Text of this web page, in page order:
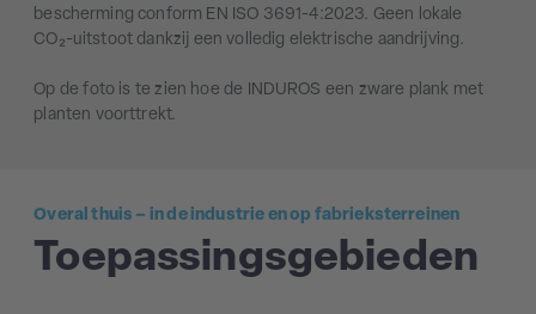
bescherming conform EN ISO 3691-4:2023. Geen lokale
CO₂-uitstoot dankzij een volledig elektrische aandrijving.
Op de foto is te zien hoe de INDUROS een zware plank met
planten voorttrekt.
Overal thuis – in de industrie en op fabrieksterreinen
Toepassingsgebieden